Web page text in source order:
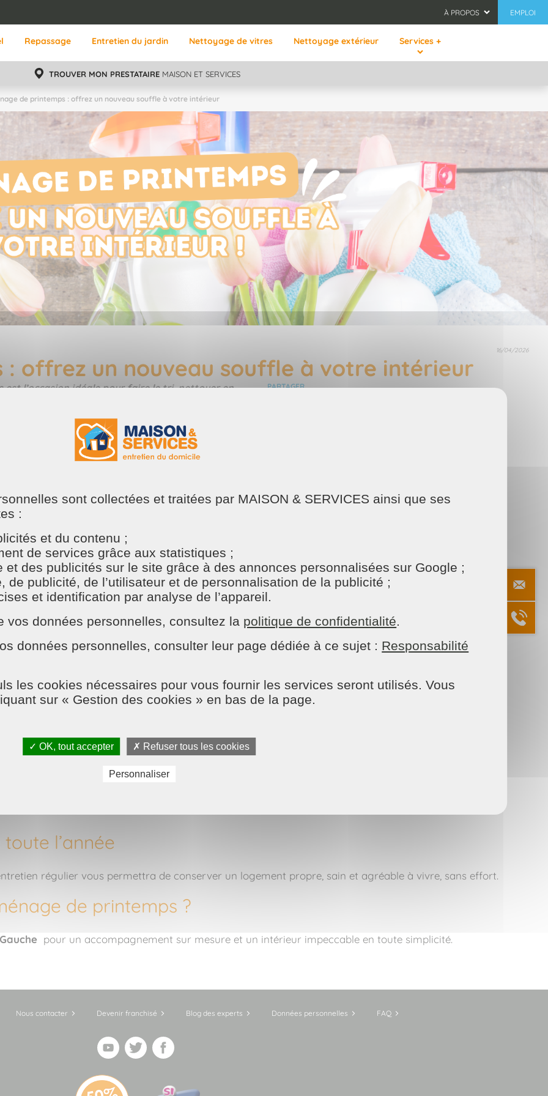
À PROPOS EMPLOI
Repassage Entretien du jardin Nettoyage de vitres Nettoyage extérieur Services +
TROUVER MON PRESTATAIRE MAISON ET SERVICES
de printemps : offrez un nouveau souffle à votre intérieur
16/04/2026
: offrez un nouveau souffle à votre intérieur
est l’occasion idéale pour faire le tri, nettoyer en
l’hiver, poussières, acariens et désordre
de bonnes bases.
PARTAGER
de printemps réussi
de suivre une méthode simple.
objets inutilisés, papiers… Moins vous avez d’encombrement, plus le nettoyage sera rapide et
classique. Pensez à :
Un nettoyage permet d’assainir l’air de votre intérieur et d’apporter une sensation de fraîcheur.
service de ménage à domicile
Si vous manquez de temps, faire appel à des professionnels est une solution idéale.
l’année
régulier vous permettra de conserver un logement propre, sain et agréable à vivre, sans effort.
de printemps ?
pour un accompagnement sur mesure et un intérieur impeccable en toute simplicité.
Nous contacter Devenir franchisé Blog des experts Données personnelles FAQ
sont collectées et traitées par MAISON & SERVICES ainsi que ses
:
et du contenu ;
de services grâce aux statistiques ;
et des publicités sur le site grâce à des annonces personnalisées sur Google ;
de publicité, de l’utilisateur et de personnalisation de la publicité ;
et identification par analyse de l’appareil.
vos données personnelles, consultez la politique de confidentialité
données personnelles, consulter leur page dédiée à ce sujet : Responsabilité
les cookies nécessaires pour vous fournir les services seront utilisés. Vous
sur « Gestion des cookies » en bas de la page.
✓ OK, tout accepter ✗ Refuser tous les cookies
Personnaliser